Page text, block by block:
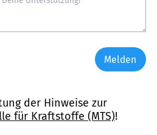
Melden
der Hinweise zur
für Kraftstoffe (MTS)!